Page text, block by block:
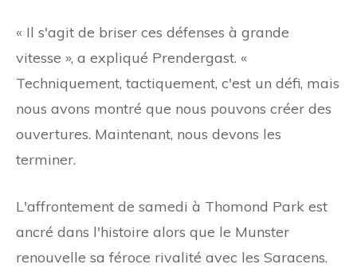
« Il s'agit de briser ces défenses à grande
vitesse », a expliqué Prendergast. «
Techniquement, tactiquement, c'est un défi, mais
nous avons montré que nous pouvons créer des
ouvertures. Maintenant, nous devons les
terminer.
L'affrontement de samedi à Thomond Park est
ancré dans l'histoire alors que le Munster
renouvelle sa féroce rivalité avec les Saracens.